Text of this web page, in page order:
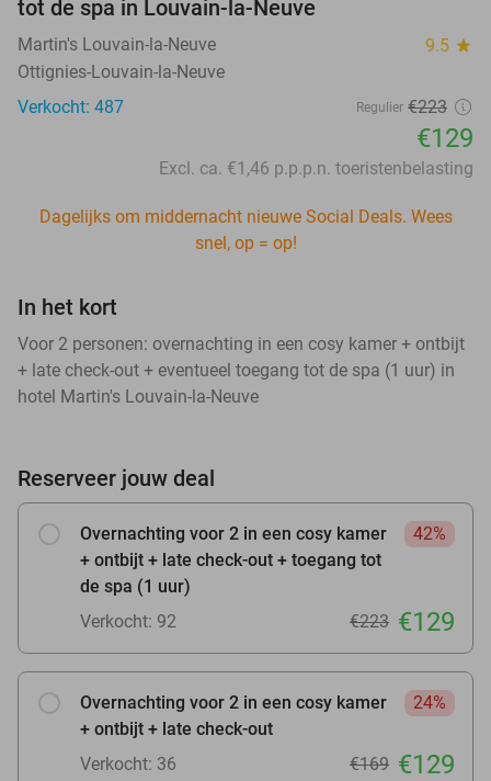
tot de spa in Louvain-la-Neuve
Martin's Louvain-la-Neuve 9.5 star
Ottignies-Louvain-la-Neuve
Verkocht: 487
Regulier €223
€129
Excl. ca. €1,46 p.p.p.n. toeristenbelasting
Dagelijks om middernacht nieuwe Social Deals. Wees
snel, op = op!
In het kort
Voor 2 personen: overnachting in een cosy kamer + ontbijt
+ late check-out + eventueel toegang tot de spa (1 uur) in
hotel Martin's Louvain-la-Neuve
Reserveer jouw deal
Overnachting voor 2 in een cosy kamer
+ ontbijt + late check-out + toegang tot
de spa (1 uur)
42%
Verkocht: 92 €223 €129
Overnachting voor 2 in een cosy kamer
+ ontbijt + late check-out
24%
Verkocht: 36 €169 €129